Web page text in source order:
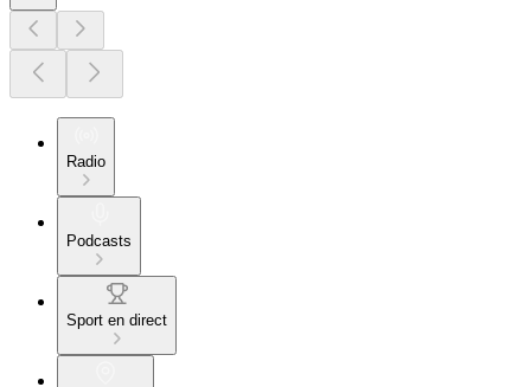
Radio
Podcasts
Sport en direct